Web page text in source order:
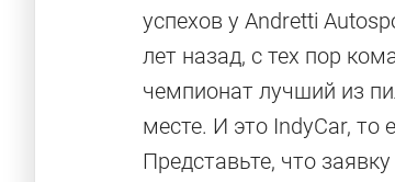
успехов у Andretti
лет назад, с тех пор
чемпионат лучший из
месте. И это IndyCar,
Представьте, что